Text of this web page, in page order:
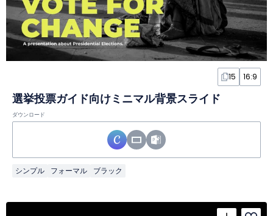
15 16:9
選挙投票ガイド向けミニマル背景スライド
ダウンロード
シンプル フォーマル ブラック